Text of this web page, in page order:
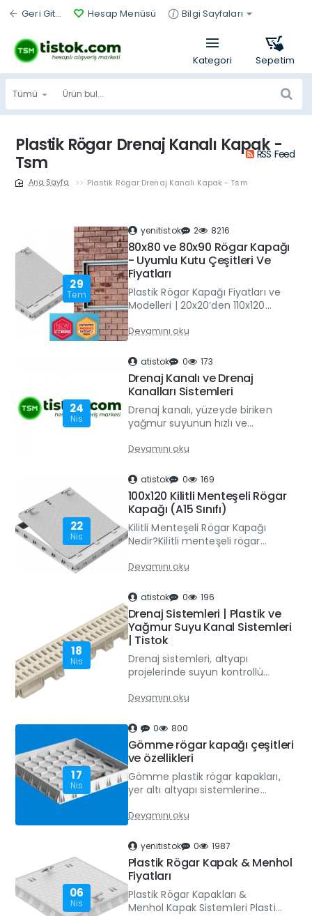
Geri Git... Hesap Menüsü Bilgi Sayfaları
Tümü
Ürün
bul...
Plastik Rögar Drenaj Kanalı Kapak -
Tsm
RSS Feed
Plastik Rögar Drenaj Kanalı Kapak - Tsm
29
Tem
yenitistok 2 8216
80x80 ve 80x90 Rögar Kapağı
- Uyumlu Kutu Çeşitleri Ve
Fiyatları
Plastik Rögar Kapağı Fiyatları ve
Modelleri | 20x20’den 110x120
cm’e Tüm Ölçüler Plastik rögar
kapağı fiyatları, ürün ölçüsü,
Devamını oku
24
Nis
atistok 0 173
Drenaj Kanalı ve Drenaj
Kanalları Sistemleri
Drenaj kanalı, yüzeyde biriken
yağmur suyunun hızlı ve
edilmesini sağlayan en önemli
Özellikl..
Devamını oku
22
Nis
atistok 0 169
100x120 Kilitli Menteşeli Rögar
Kapağı (A15 Sınıfı)
Kilitli Menteşeli Rögar Kapağı
Nedir?Kilitli menteşeli rögar
korumak ve güvenliği artırmak
ka..
Devamını oku
18
Nis
atistok 0 196
Drenaj Sistemleri | Plastik ve
Yağmur Suyu Kanal Sistemleri
| Tistok
Drenaj sistemleri, altyapı
projelerinde suyun kontrollü
sağlayan en önemli yapı
suyu biriki..
Devamını oku
17
Nis
0 800
Gömme rögar kapağı çeşitleri
ve özellikleri
Gömme plastik rögar kapakları,
yer altı altyapı sistemlerine
zamanda zeminle sıfır seviyede
Devamını oku
06
Nis
yenitistok 0 1987
Plastik Rögar Kapak & Menhol
Fiyatları
Plastik Rögar Kapakları &
Menhol Kapak Sistemleri Plastik